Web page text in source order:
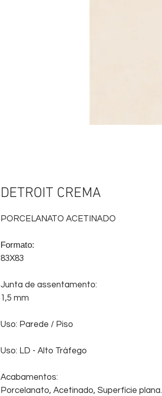
DETROIT CREMA
PORCELANATO ACETINADO
Formato:
83X83
Junta de assentamento:
1,5 mm
Uso: Parede / Piso
Uso: LD - Alto Tráfego
Acabamentos:
Porcelanato, Acetinado, Superfície plana.